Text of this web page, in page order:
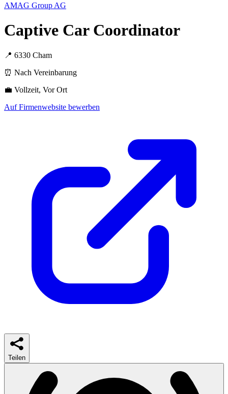
AMAG Group AG
Captive Car Coordinator
📍 6330 Cham
⏰ Nach Vereinbarung
💼 Vollzeit, Vor Ort
Auf Firmenwebsite bewerben
Teilen